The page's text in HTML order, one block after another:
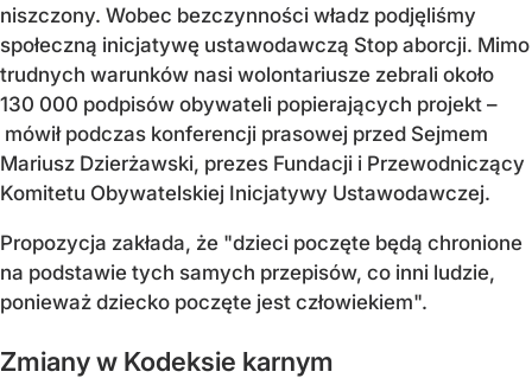
niszczony. Wobec bezczynności władz podjęliśmy
społeczną inicjatywę ustawodawczą Stop aborcji. Mimo
trudnych warunków nasi wolontariusze zebrali około
130 000 podpisów obywateli popierających projekt –
mówił podczas konferencji prasowej przed Sejmem
Mariusz Dzierżawski, prezes Fundacji i Przewodniczący
Komitetu Obywatelskiej Inicjatywy Ustawodawczej.
Propozycja zakłada, że "dzieci poczęte będą chronione
na podstawie tych samych przepisów, co inni ludzie,
ponieważ dziecko poczęte jest człowiekiem".
Zmiany w Kodeksie karnym